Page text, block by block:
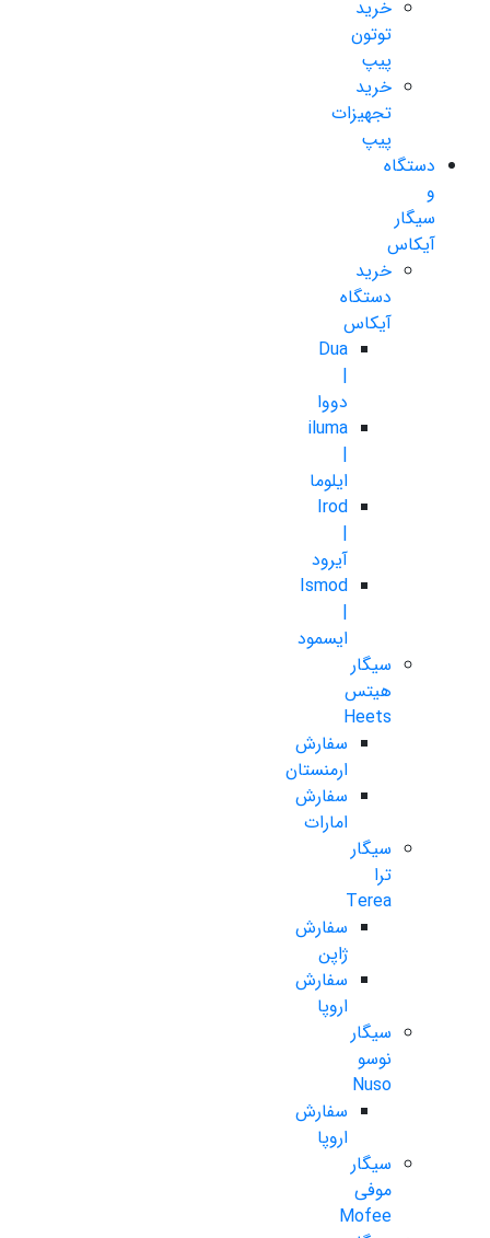
خرید
توتون
پیپ
خرید
تجهیزات
پیپ
دستگاه
و
سیگار
آیکاس
خرید
دستگاه
آیکاس
Dua
|
دووا
iluma
|
ایلوما
Irod
|
آیرود
Ismod
|
ایسمود
سیگار
هیتس
Heets
سفارش
ارمنستان
سفارش
امارات
سیگار
ترا
Terea
سفارش
ژاپن
سفارش
اروپا
سیگار
نوسو
Nuso
سفارش
اروپا
سیگار
موفی
Mofee